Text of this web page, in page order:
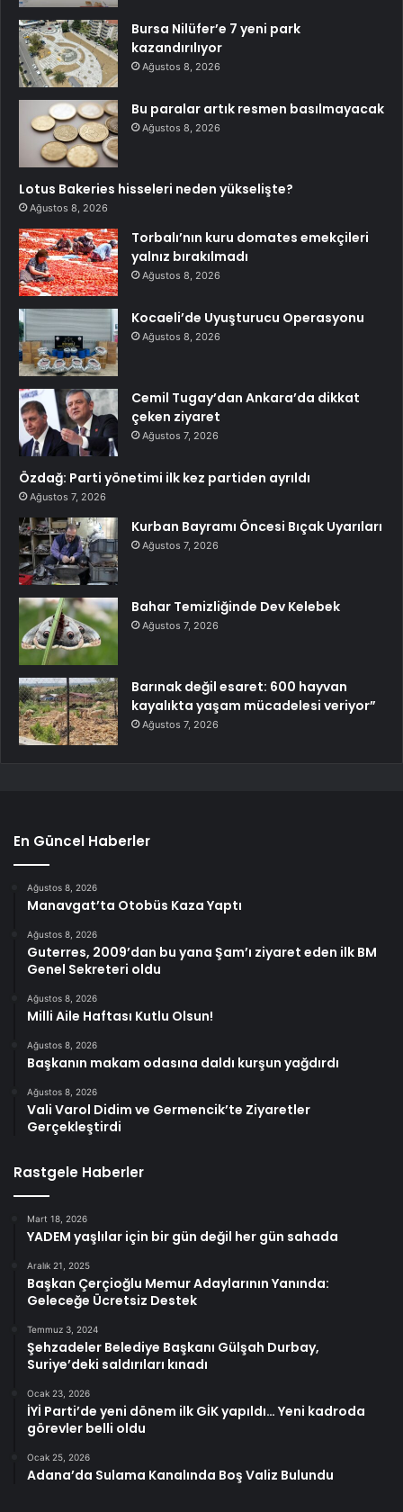
Bursa Nilüfer’e 7 yeni park
kazandırılıyor
Ağustos 8, 2026
Bu paralar artık resmen basılmayacak
Ağustos 8, 2026
Lotus Bakeries hisseleri neden yükselişte?
Ağustos 8, 2026
Torbalı’nın kuru domates emekçileri
yalnız bırakılmadı
Ağustos 8, 2026
Kocaeli’de Uyuşturucu Operasyonu
Ağustos 8, 2026
Cemil Tugay’dan Ankara’da dikkat
çeken ziyaret
Ağustos 7, 2026
Özdağ: Parti yönetimi ilk kez partiden ayrıldı
Ağustos 7, 2026
Kurban Bayramı Öncesi Bıçak Uyarıları
Ağustos 7, 2026
Bahar Temizliğinde Dev Kelebek
Ağustos 7, 2026
Barınak değil esaret: 600 hayvan
kayalıkta yaşam mücadelesi veriyor”
Ağustos 7, 2026
En Güncel Haberler
Ağustos 8, 2026
Manavgat’ta Otobüs Kaza Yaptı
Ağustos 8, 2026
Guterres, 2009’dan bu yana Şam’ı ziyaret eden ilk BM
Genel Sekreteri oldu
Ağustos 8, 2026
Milli Aile Haftası Kutlu Olsun!
Ağustos 8, 2026
Başkanın makam odasına daldı kurşun yağdırdı
Ağustos 8, 2026
Vali Varol Didim ve Germencik’te Ziyaretler
Gerçekleştirdi
Rastgele Haberler
Mart 18, 2026
YADEM yaşlılar için bir gün değil her gün sahada
Aralık 21, 2025
Başkan Çerçioğlu Memur Adaylarının Yanında:
Geleceğe Ücretsiz Destek
Temmuz 3, 2024
Şehzadeler Belediye Başkanı Gülşah Durbay,
Suriye’deki saldırıları kınadı
Ocak 23, 2026
İYİ Parti’de yeni dönem ilk GİK yapıldı… Yeni kadroda
görevler belli oldu
Ocak 25, 2026
Adana’da Sulama Kanalında Boş Valiz Bulundu